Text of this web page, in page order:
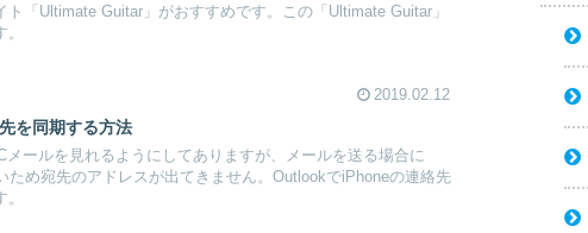
「Ultimate Guitar」がおすすめです。この「Ultimate Guitar」
2019.02.12
を同期する方法
ールを見れるようにしてありますが、メールを送る場合に
ため宛先のアドレスが出てきません。OutlookでiPhoneの連絡先